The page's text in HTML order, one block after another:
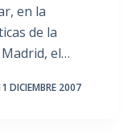
en la
de la
el…
DICIEMBRE 2007